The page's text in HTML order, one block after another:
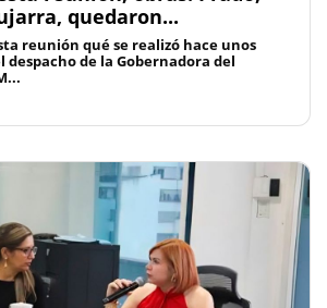
quedaron...
reunión qué se realizó hace unos
despacho de la Gobernadora del